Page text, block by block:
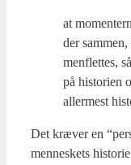
at
der
men­flet­tes,
på histo­ri­en
aller­mest
Det kræ­ver en
men­ne­skets histo­rie